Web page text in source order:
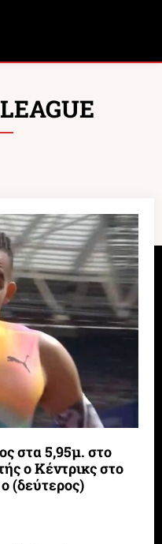
στα 5,95μ. στο
ο Κέντρικς στο
(δεύτερος)